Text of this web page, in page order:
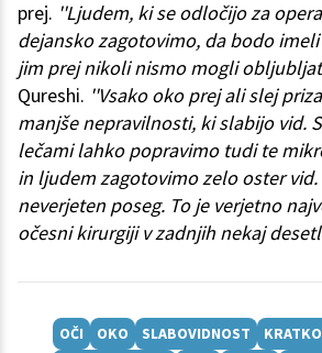
prej. ''Ljudem, ki se odločijo za
dejansko zagotovimo, da bodo
jim prej nikoli nismo mogli
Qureshi. ''Vsako oko prej ali slej
manjše nepravilnosti, ki slabijo vid.
lečami lahko popravimo tudi te
in ljudem zagotovimo zelo oster vid.
neverjeten poseg. To je verjetno
očesni kirurgiji v zadnjih nekaj
OČI OKO SLABOVIDNOST